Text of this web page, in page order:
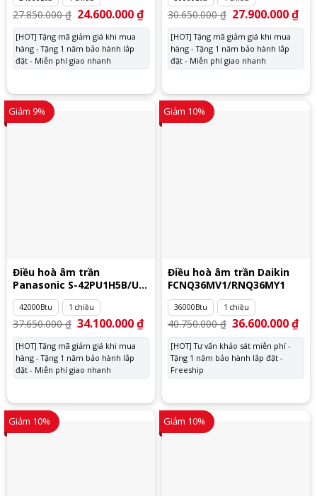
27.850.000₫ Giá
gốc
là:
27.850.000 ₫.
24.600.000₫Giá
tại
24.600.000 ₫.
[HOT] Tặng mã giảm giá khi mua
hàng - Tặng 1 năm bảo hành lắp
đặt - Miễn phí giao nhanh
30.650.000₫ Giá
gốc
là:
30.650.000 ₫.
27.900.000₫Giá
tại
[HOT] Tặng mã giảm giá khi mua
hàng - Tặng 1 năm bảo hành lắp
đặt - Miễn phí giao nhanh
Giảm 9%
Điều hoà âm trần
Panasonic S-42PU1H5B/U-
42PN1H8
42000Btu 1 chiều
37.650.000₫ Giá
gốc
là:
37.650.000 ₫.
34.100.000₫Giá
tại
34.100.000 ₫.
[HOT] Tặng mã giảm giá khi mua
hàng - Tặng 1 năm bảo hành lắp
đặt - Miễn phí giao nhanh
Giảm 10%
Điều hoà âm trần Daikin
FCNQ36MV1/RNQ36MY1
36000Btu 1 chiều
40.750.000₫ Giá
gốc
là:
40.750.000 ₫.
36.600.000₫Giá
tại
[HOT] Tư vấn khảo sát miễn phí -
Tặng 1 năm bảo hành lắp đặt -
Freeship
Giảm 10% Giảm 10%